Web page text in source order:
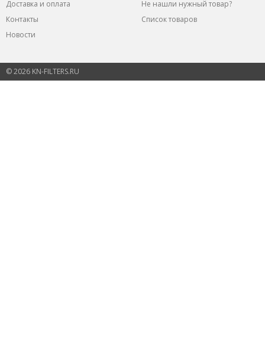
Доставка и оплата
Не нашли нужный товар?
Контакты
Список товаров
Новости
© 2026 KN-FILTERS.RU